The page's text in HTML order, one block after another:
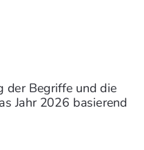
der Begriffe und die
Jahr 2026 basierend